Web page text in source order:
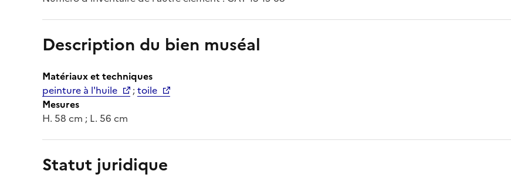
Description du bien muséal
Matériaux et techniques
peinture à l'huile
;toile
Mesures
H. 58 cm ; L. 56 cm
Statut juridique